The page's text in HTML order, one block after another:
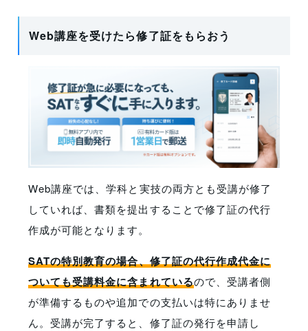
Web講座を受けたら修了証をもらおう
Web講座では、学科と実技の両方とも受講が修了
していれば、書類を提出することで修了証の代行
作成が可能となります。
SATの特別教育の場合、修了証の代行作成代金に
ついても受講料金に含まれているので、受講者側
が準備するものや追加での支払いは特にありませ
ん。受講が完了すると、修了証の発行を申請し